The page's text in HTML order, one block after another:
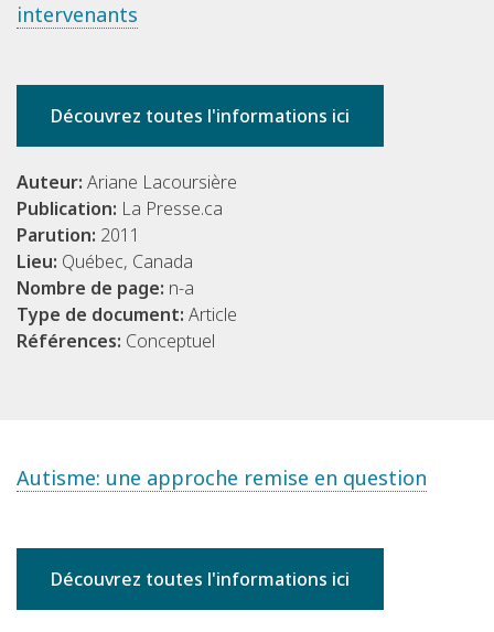
intervenants
Découvrez toutes l'informations ici
Auteur: Ariane Lacoursière
Publication: La Presse.ca
Parution: 2011
Lieu: Québec, Canada
Nombre de page: n-a
Type de document: Article
Références: Conceptuel
Autisme: une approche remise en question
Découvrez toutes l'informations ici